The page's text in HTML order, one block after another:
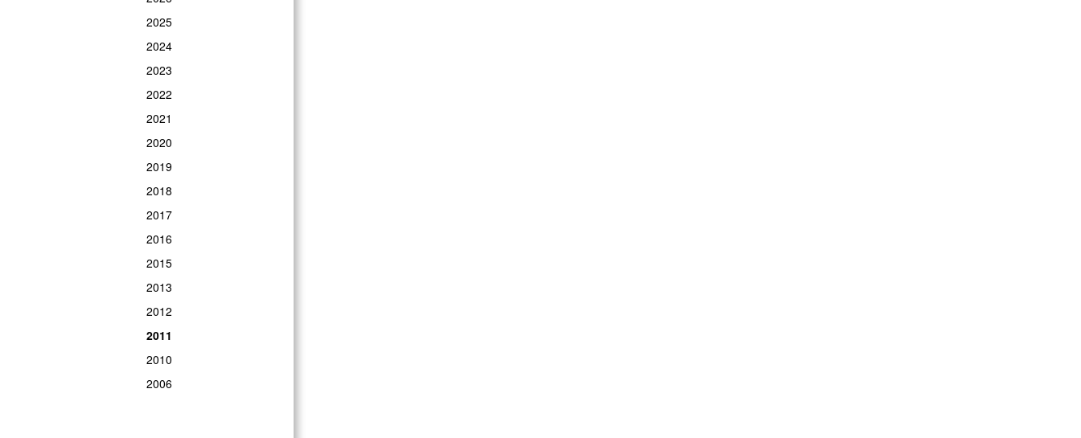
2025
2024
2023
2022
2021
2020
2019
2018
2017
2016
2015
2013
2012
2011
2010
2006